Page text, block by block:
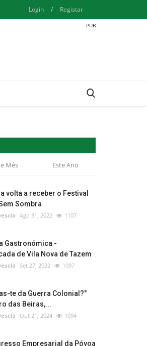
Login / Registar
Mês Este Ano
volta a receber o Festival
Sombra
Ago 31, 2022 1107
Gastronómica -
de Vila Nova de Tazem
Set 27, 2022 1097
te da Guerra Colonial?"
das Beiras,...
Out 21, 2024 1094
Empresarial da Póvoa